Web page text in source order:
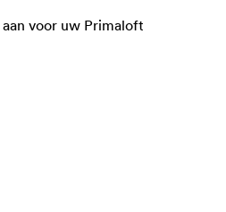
voor uw Primaloft